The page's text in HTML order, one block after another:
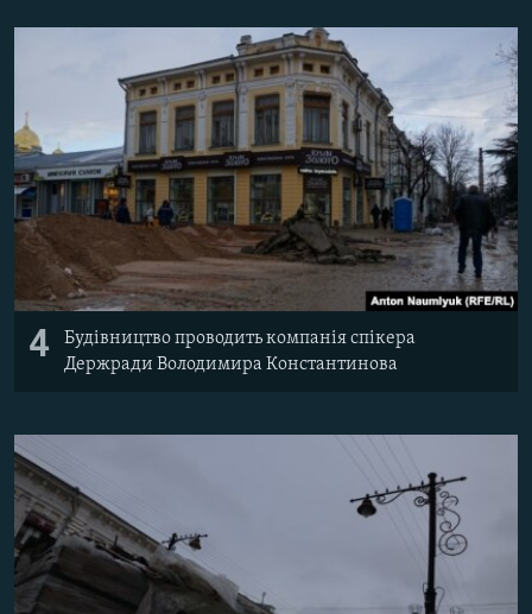
4
Будівництво проводить компанія спікера
Держради Володимира Константинова